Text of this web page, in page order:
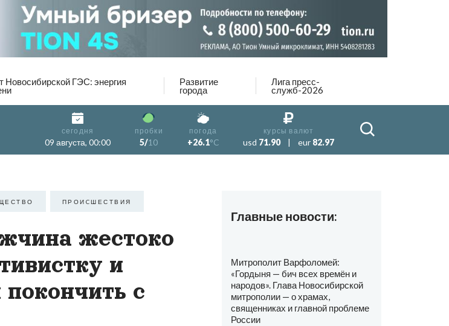
Новосибирской ГЭС: энергия Развитие
города
Лига пресс-
служб-2026
сегодня
09 августа, 00:00
пробки
5/10
погода
+26.1°C
курсы валют
usd 71.90 | eur 82.97
ПРОИCШЕСТВИЯ
жестоко
и
с
Главные новости:
Митрополит Варфоломей:
«Гордыня — бич всех времён и
народов». Глава Новосибирской
митрополии — о храмах,
священниках и главной проблеме
России